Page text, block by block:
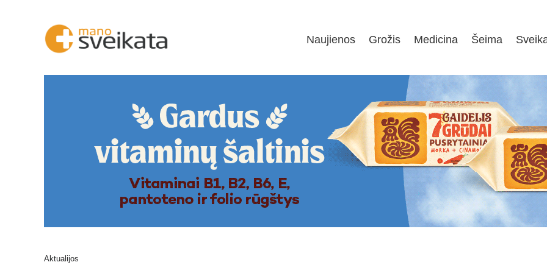
Naujienos Grožis Medicina Šeima
Aktualijos